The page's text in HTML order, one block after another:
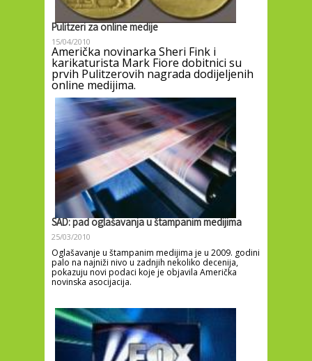
Pulitzeri za online medije
15/04/2010
Američka novinarka Sheri Fink i
karikaturista Mark Fiore dobitnici su
prvih Pulitzerovih nagrada dodijeljenih
online medijima.
SAD: pad oglašavanja u štampanim medijima
25/03/2010
Oglašavanje u štampanim medijima je u 2009. godini
palo na najniži nivo u zadnjih nekoliko decenija,
pokazuju novi podaci koje je objavila Američka
novinska asocijacija.